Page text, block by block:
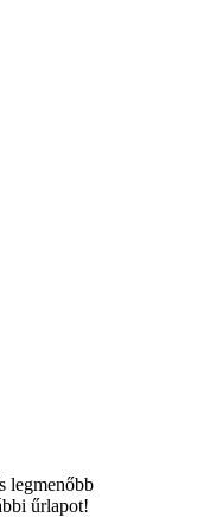
legmenőbb
űrlapot!